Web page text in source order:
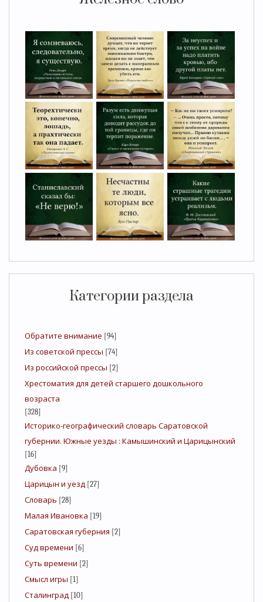
Категории раздела
Обратите внимание [94]
Из советской прессы [74]
Из российской прессы [2]
Хрестоматия для детей старшего дошкольного
возраста
[328]
Историко-географический словарь Саратовской
губернии. Южные уезды : Камышинский и Царицынский
[16]
Дубовка [9]
Царицын и уезд [27]
Словарь [28]
Малая Ивановка [19]
Саратовская губерния [2]
Суд времени [6]
Суть времени [2]
Смысл игры [1]
Сталинград [10]